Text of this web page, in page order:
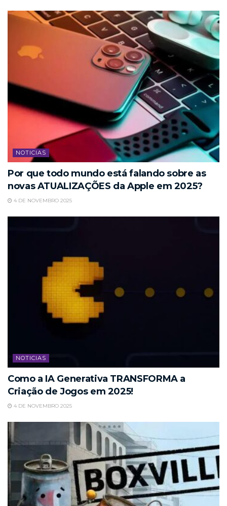
NOTICIAS
Por que todo mundo está falando sobre as
novas ATUALIZAÇÕES da Apple em 2025?
4 DE NOVEMBRO 2025
NOTICIAS
Como a IA Generativa TRANSFORMA a
Criação de Jogos em 2025!
4 DE NOVEMBRO 2025